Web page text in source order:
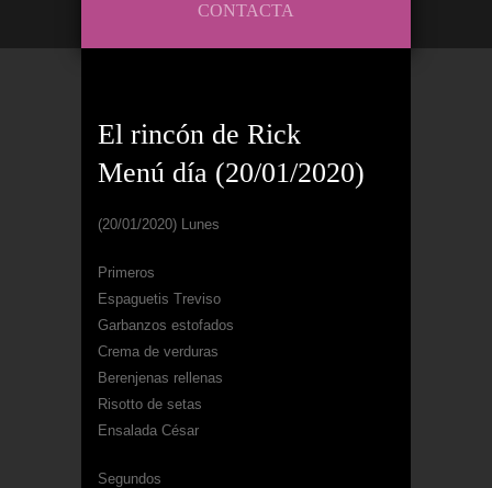
CONTACTA
El rincón de Rick
Menú día (20/01/2020)
(20/01/2020) Lunes
Primeros
Espaguetis Treviso
Garbanzos estofados
Crema de verduras
Berenjenas rellenas
Risotto de setas
Ensalada César
Segundos